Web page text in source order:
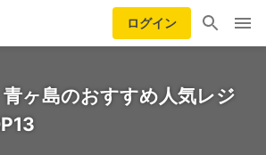
ログイン
青ヶ島のおすすめ人気レジ